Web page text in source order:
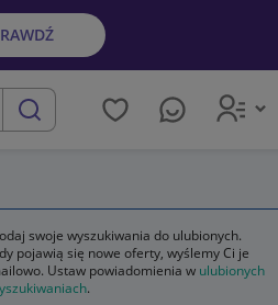
szukaj
do manicure i pedicure dla mężczyzn
swoje wyszukiwania do ulubionych.
pojawią się nowe oferty, wyślemy Ci je
Ustaw powiadomienia w ulubionych
.